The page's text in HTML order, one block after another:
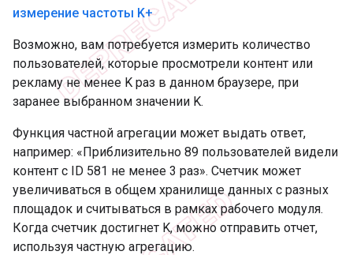
измерение частоты K+
Возможно, вам потребуется измерить количество
пользователей, которые просмотрели контент или
рекламу не менее K раз в данном браузере, при
заранее выбранном значении K.
Функция частной агрегации может выдать ответ,
например: «Приблизительно 89 пользователей видели
контент с ID 581 не менее 3 раз». Счетчик может
увеличиваться в общем хранилище данных с разных
площадок и считываться в рамках рабочего модуля.
Когда счетчик достигнет K, можно отправить отчет,
используя частную агрегацию.